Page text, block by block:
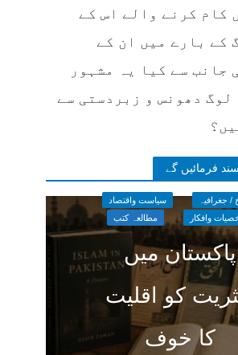
کام کرنے والے اس کے
کے بارے میں ان کے
جانب سے کیا یہ مشہور
لوگ دھونس و زبردستی سے
فرمائیں گے
/ جغرافیہ
سیاست واقتصاد
وافکار
مطالعہ کتب
پاکستان میں
کو اقلیت
کا خوف